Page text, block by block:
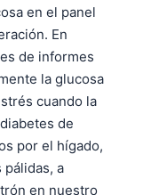
en el panel
En
de informes
la glucosa
cuando la
de
por el hígado,
pálidas, a
en nuestro